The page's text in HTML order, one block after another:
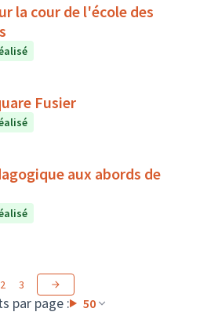
la cour de l'école des
Fusier
aux abords de
par page : 50
2 3